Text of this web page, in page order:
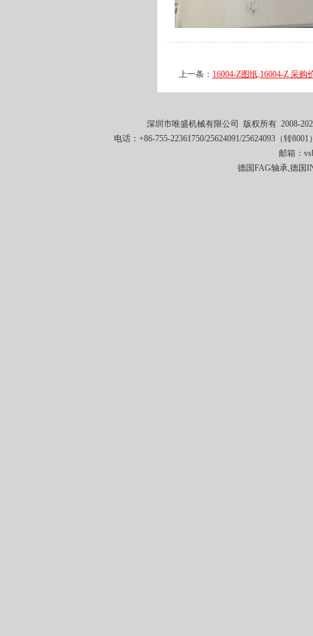
上一条： 16004-Z图纸,16004-Z 采购
深圳市唯盛机械有限公司 版权所有 2008-
电话：+86-755-22361750/25624091/25624093（转
邮箱：
德国FAG轴承,德国